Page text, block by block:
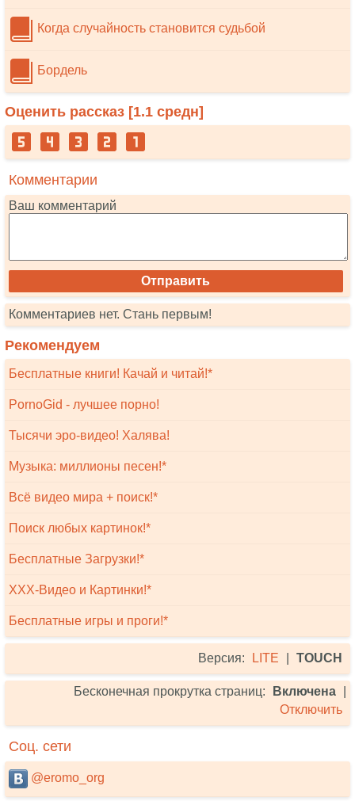
Когда случайность становится судьбой
Бордель
Оценить рассказ [1.1 средн]
Комментарии
Ваш комментарий
Комментариев нет. Стань первым!
Рекомендуем
Бесплатные книги! Качай и читай!*
PornoGid - лучшее порно!
Тысячи эро-видео! Халява!
Музыка: миллионы песен!*
Всё видео мира + поиск!*
Поиск любых картинок!*
Бесплатные Загрузки!*
XXX-Видео и Картинки!*
Бесплатные игры и проги!*
Версия: LITE TOUCH
Бесконечная прокрутка страниц: Включена
Отключить
Соц. сети
@eromo_org